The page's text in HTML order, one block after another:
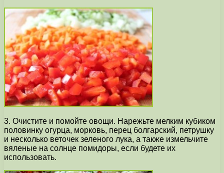
3. Очистите и помойте овощи. Нарежьте мелким кубиком
половинку огурца, морковь, перец болгарский, петрушку
и несколько веточек зеленого лука, а также измельчите
вяленые на солнце помидоры, если будете их
использовать.